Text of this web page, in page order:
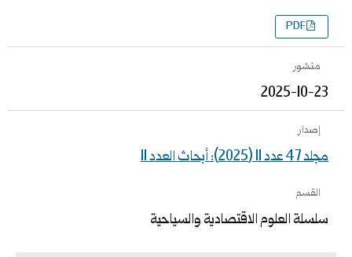
PDF
منشور
2025-10-23
إصدار
مجلد 47 عدد 11 (2025): أبحاث العدد 11
القسم
سلسلة العلوم الاقتصادية والسياحية